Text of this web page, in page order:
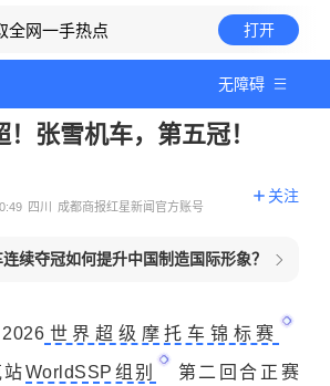
全网一手热点 打开
无障碍
张雪机车，第五冠！
四川 成都商报红星新闻官方账号
关注
续夺冠如何提升中国制造国际形象？
世界超级摩托车锦标赛
站WorldSSP组别 第二回合正赛